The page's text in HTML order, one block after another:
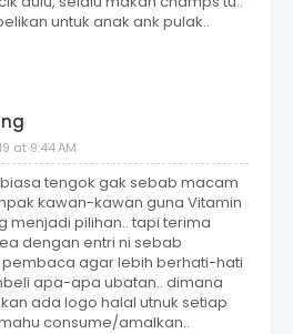
untuk anak ank pulak..
at 9:44 AM
biasa tengok gak sebab macam
kawan-kawan guna Vitamin
menjadi pilihan.. tapi terima
dengan entri ni sebab
agar lebih berhati-hati
apa-apa ubatan.. dimana
ada logo halal utnuk setiap
consume/amalkan..